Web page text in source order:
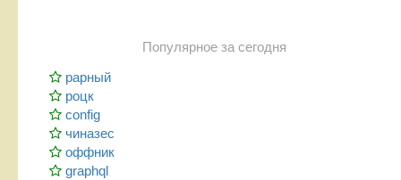
Популярное за сегодня
рарный
роцк
config
чиназес
оффник
graphql